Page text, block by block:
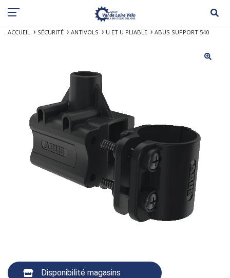
ACCUEIL SÉCURITÉ ANTIVOLS U ET U PLIABLE ABUS SUPPORT 540
Disponibilité magasins